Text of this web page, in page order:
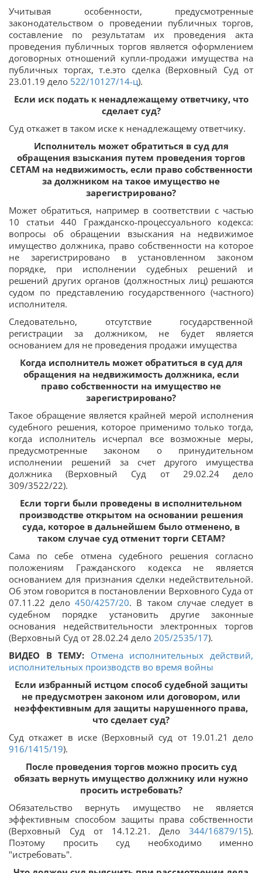
Учитывая особенности, предусмотренные
законодательством о проведении публичных торгов,
составление по результатам их проведения акта
проведения публичных торгов является оформлением
договорных отношений купли-продажи имущества на
публичных торгах, т.е.это сделка (Верховный Суд от
23.01.19 дело 522/10127/14-ц).
Если иск подать к ненадлежащему ответчику, что
сделает суд?
Суд откажет в таком иске к ненадлежащему ответчику.
Исполнитель может обратиться в суд для
обращения взыскания путем проведения торгов
СЕТАМ на недвижимость, если право собственности
за должником на такое имущество не
зарегистрировано?
Может обратиться, например в соответствии с частью
10 статьи 440 Гражданско-процессуального кодекса:
вопросы об обращении взыскания на недвижимое
имущество должника, право собственности на которое
не зарегистрировано в установленном законом
порядке, при исполнении судебных решений и
решений других органов (должностных лиц) решаются
судом по представлению государственного (частного)
исполнителя.
Следовательно, отсутствие государственной
регистрации за должником, не будет является
основанием для не проведения продажи имущества
Когда исполнитель может обратиться в суд для
обращения на недвижимость должника, если
право собственности на имущество не
зарегистрировано?
Такое обращение является крайней мерой исполнения
судебного решения, которое применимо только тогда,
когда исполнитель исчерпал все возможные меры,
предусмотренные законом о принудительном
исполнении решений за счет другого имущества
должника (Верховный Суд от 29.02.24 дело
309/3522/22).
Если торги были проведены в исполнительном
производстве открытом на основании решения
суда, которое в дальнейшем было отменено, в
таком случае суд отменит торги СЕТАМ?
Сама по себе отмена судебного решения согласно
положениям Гражданского кодекса не является
основанием для признания сделки недействительной.
Об этом говорится в постановлении Верховного Суда от
07.11.22 дело450/4257/20. В таком случае следует в
судебном порядке установить другие законные
основания недействительности электронных торгов
(Верховный Суд от 28.02.24 дело 205/2535/17).
ВИДЕО В ТЕМУ: Отмена исполнительных действий,
исполнительных производств во время войны
Если избранный истцом способ судебной защиты
не предусмотрен законом или договором, или
неэффективным для защиты нарушенного права,
что сделает суд?
Суд откажет в иске (Верховный суд от 19.01.21 дело
916/1415/19).
После проведения торгов можно просить суд
обязать вернуть имущество должнику или нужно
просить истребовать?
Обязательство вернуть имущество не является
эффективным способом защиты права собственности
(Верховный Суд от 14.12.21. Дело 344/16879/15).
Поэтому просить суд необходимо именно
"истребовать".